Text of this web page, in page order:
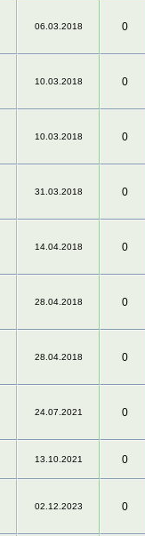
06.03.2018 0
10.03.2018 0
10.03.2018 0
31.03.2018 0
14.04.2018 0
28.04.2018 0
28.04.2018 0
24.07.2021 0
13.10.2021 0
02.12.2023 0